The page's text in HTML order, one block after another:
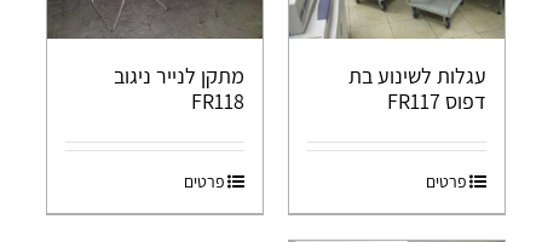
עגלות לשינוע בת
דפוס FR117
פרטים
מתקן לנייר ניגוב
FR118
פרטים